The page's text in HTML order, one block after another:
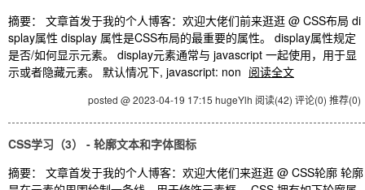
摘要： 文章首发于我的个人博客：欢迎大佬们前来逛逛 @ CSS布局 di
splay属性 display 属性是CSS布局的最重要的属性。 display属性规定
是否/如何显示元素。 display元素通常与 javascript 一起使用，用于显
示或者隐藏元素。 默认情况下, javascript: non 阅读全文
posted @ 2023-04-19 17:15 hugeYlh 阅读(42) 评论(0) 推荐(0)
CSS学习（3） - 轮廓文本和字体图标
摘要： 文章首发于我的个人博客：欢迎大佬们来逛逛 @ CSS轮廓 轮廓